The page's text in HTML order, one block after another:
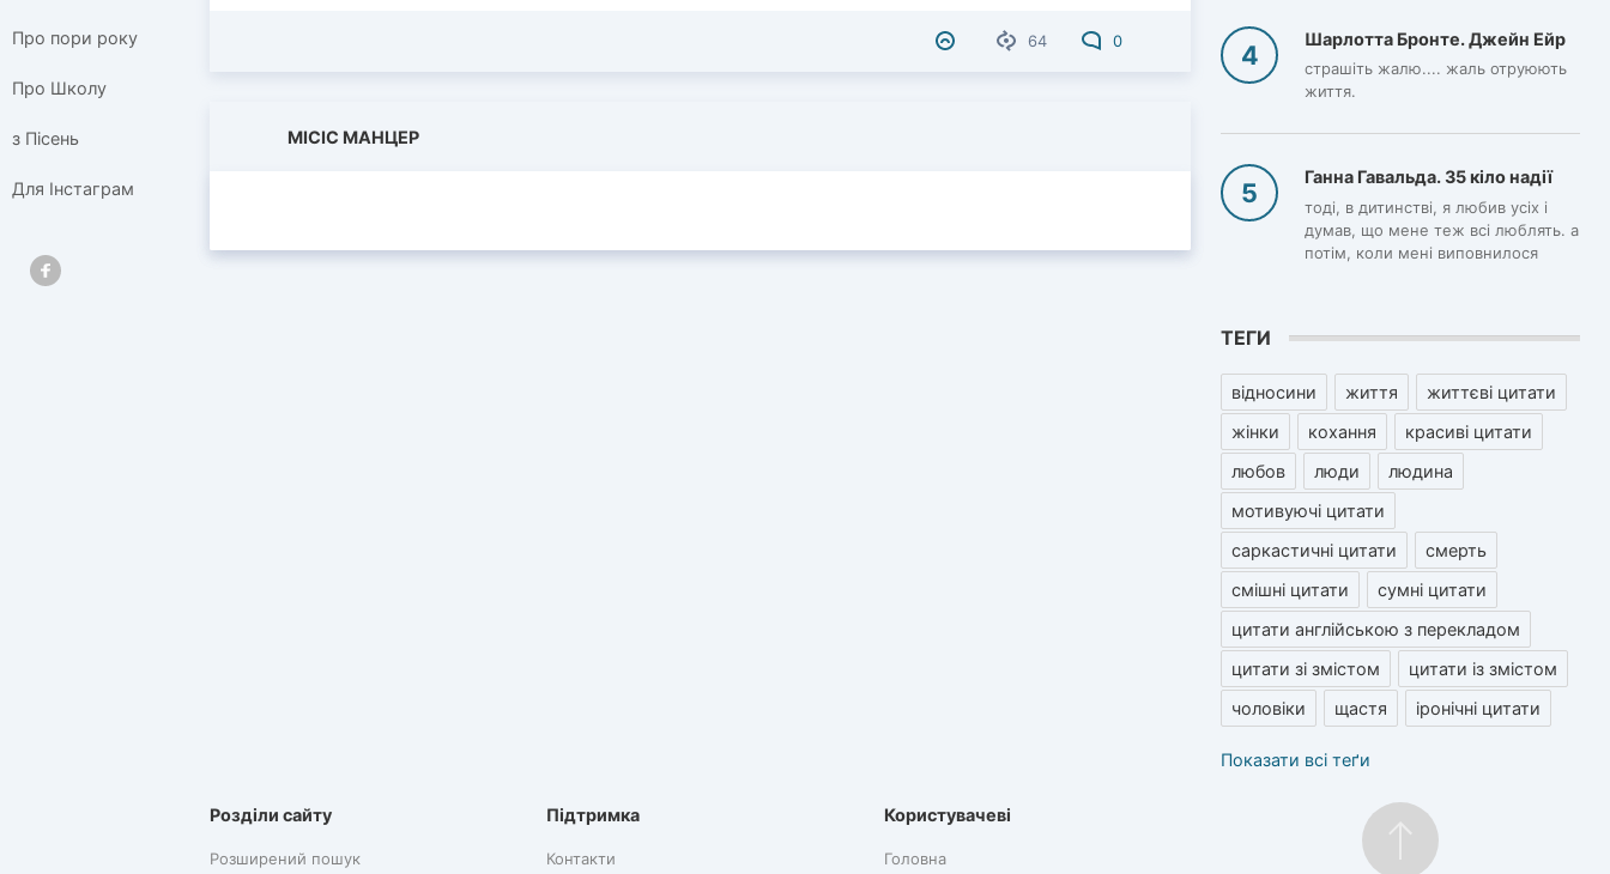
Про пори року
Про Школу
з Пісень
Для Інстаграм
64 0
МІСІС МАНЦЕР
Шарлотта Бронте. Джейн Ейр
страшіть жалю.... жаль отруюють
життя.
Ганна Гавальда. 35 кіло надії
тоді, в дитинстві, я любив усіх і
думав, що мене теж всі люблять. а
потім, коли мені виповнилося
ТЕГИ
відносини життя
життєві цитати
жінки
кохання
красиві цитати
любов
люди
людина
мотивуючі цитати
саркастичні цитати
смерть
смішні цитати
сумні цитати
цитати англійською з перекладом
цитати зі змістом
цитати із змістом
чоловіки
щастя іронічні цитати
Показати всі теґи
Розділи сайту
Розширений пошук
Підтримка
Контакти
Користувачеві
Головна